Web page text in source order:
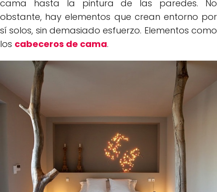
cama hasta la pintura de las paredes. No
obstante, hay elementos que crean entorno por
sí solos, sin demasiado esfuerzo. Elementos como
los cabeceros de cama.